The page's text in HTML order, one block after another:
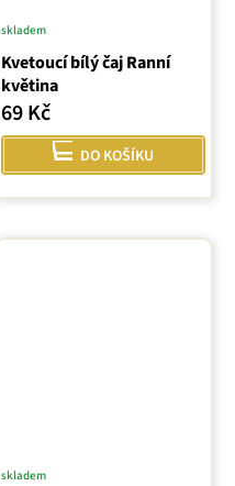
Kvetoucí bílý čaj Ranní
květina
skladem
69 Kč
DO KOŠÍKU
skladem